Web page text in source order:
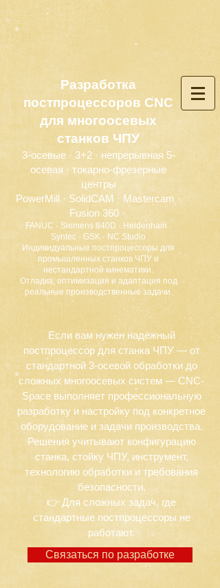
Разработка
постпроцессоров CNC
для многоосевых
станков ЧПУ
3-осевые · 3+2 · непрерывная 5-
осевая · токарно-фрезерные
центры
PowerMill · SolidCAM · Mastercam ·
Fusion 360 ·
FANUC · Siemens 840D · Heidenhain ·
Syntec · GSK · NC Studio
Индивидуальные постпроцессоры для
промышленных станков ЧПУ и
нестандартной кинематики.
Отладка, оптимизация и адаптация под
реальные производственные задачи.
Если вам нужен надёжный
постпроцессор для станка ЧПУ — от
стандартной 3-осевой обработки до
сложных многоосевых систем — CNC-
Space выполняет профессиональную
разработку и настройку под конкретное
оборудование и задачи производства.
Решения учитывают конфигурацию
станка, стойку ЧПУ, инструмент,
технологию обработки и требования
безопасности.
👉 Для сложных задач, где
стандартные постпроцессоры не
работают.
Связаться по разработке